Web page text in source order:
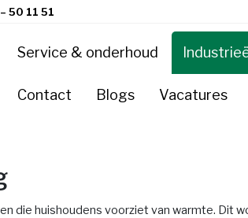
50 11 51
Service & onderhoud
Contact Blogs Vacatures
die huishoudens voorziet van warmte. Dit